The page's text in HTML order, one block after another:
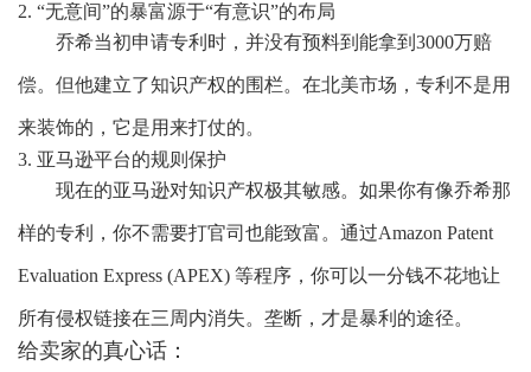
2. “无意间”的暴富源于“有意识”的布局
乔希当初申请专利时，并没有预料到能拿到 3000万赔
偿。但他建立了知识产权的围栏。在北美市场，专利不是用
来装饰的，它是用来打仗的。
3. 亚马逊平台的规则保护
现在的亚马逊对知识产权极其敏感。如果你有像乔希那
样的专利，你不需要打官司也能致富。通过Amazon Patent
Evaluation Express (APEX) 等程序，你可以一分钱不花地让
所有侵权链接在三周内消失。 垄断，才是暴利的途径。
给卖家的真心话：